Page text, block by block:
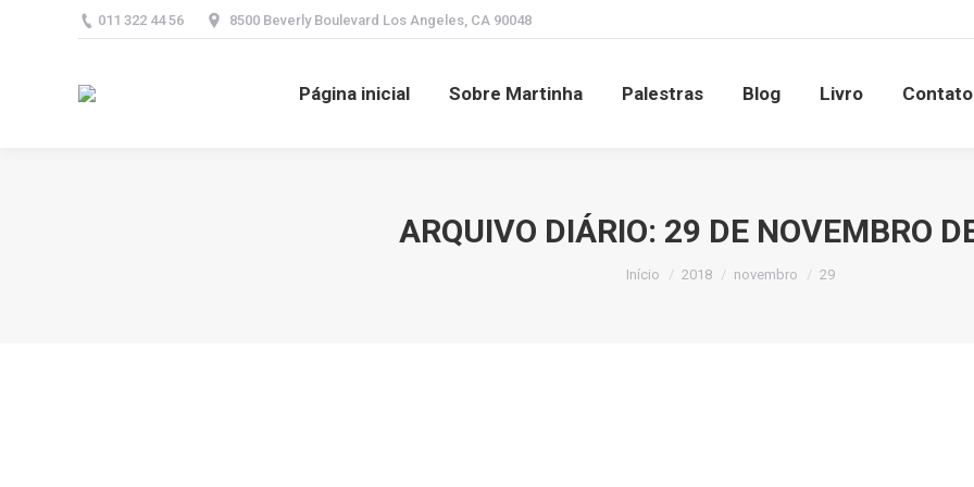
011 322 44 56 8500 Beverly Boulevard Los Angeles, CA 90048
Página inicial Sobre Martinha Palestras Blog Livro Contato
ARQUIVO DIÁRIO: 29 DE NOVEMBRO
Você está aqui:
Início 2018 novembro 29
Página inicial Sobre Martinha Palestras Blog Livro